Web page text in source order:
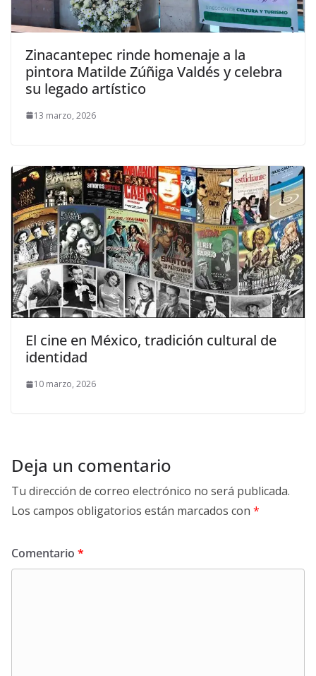
Zinacantepec rinde homenaje a la
pintora Matilde Zúñiga Valdés y celebra
su legado artístico
13 marzo, 2026
El cine en México, tradición cultural de
identidad
10 marzo, 2026
Deja un comentario
Tu dirección de correo electrónico no será publicada.
Los campos obligatorios están marcados con *
Comentario *